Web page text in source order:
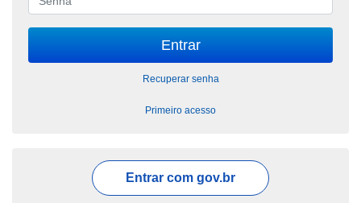
Recuperar senha
Primeiro acesso
Entrar com gov.br